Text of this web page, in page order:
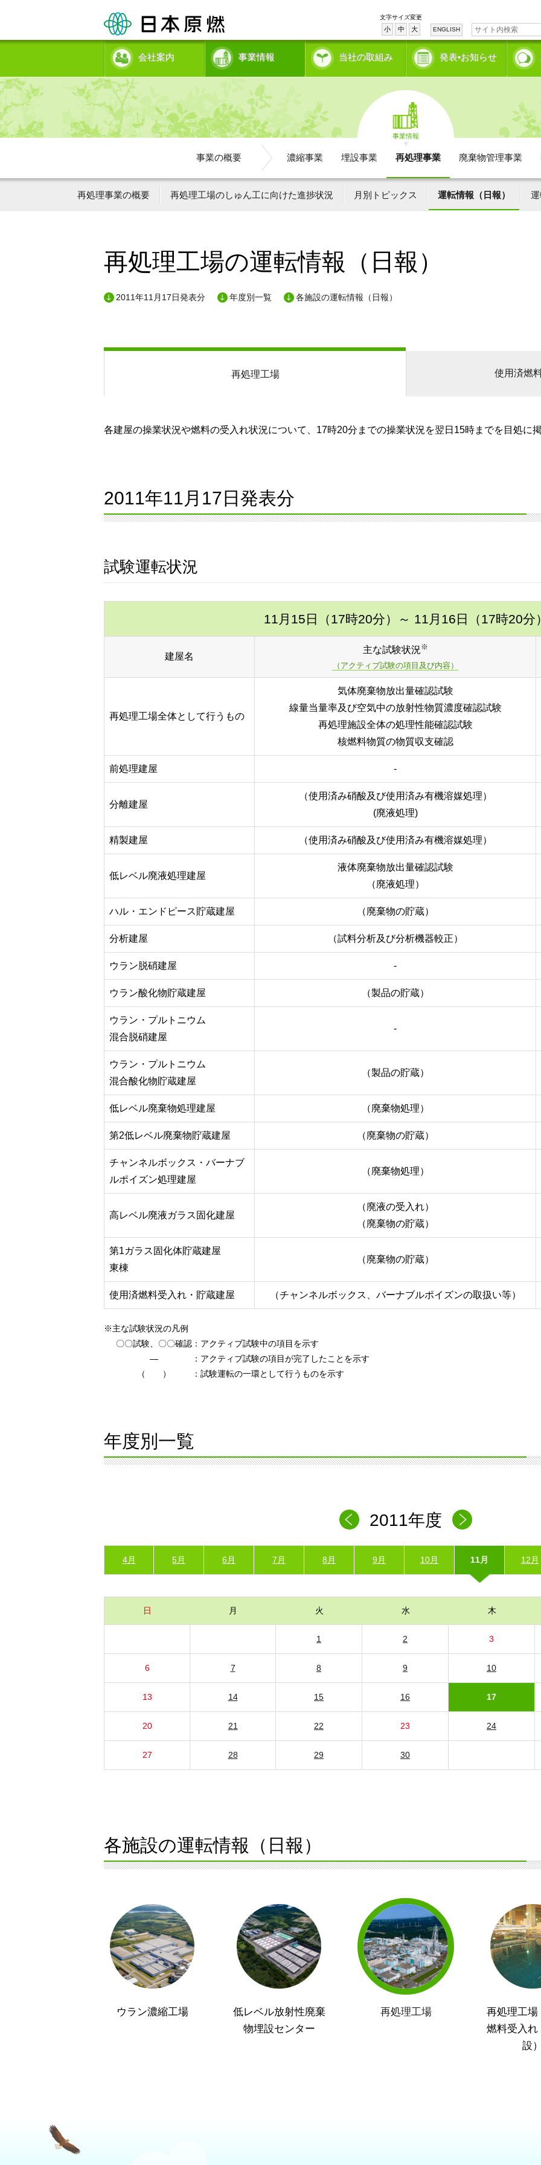
文字サイズ変更
小 中 大 ENGLISH
会社案内 事業情報 当社の取組み 発表•お知らせ
事業情報
事業の概要 濃縮事業 埋設事業 再処理事業 廃棄物管理事業
再処理事業の概要 再処理工場のしゅん工に向けた進捗状況 月別トピックス 運転情報（日報） 運
再処理工場の運転情報（日報）
2011年11月17日発表分 年度別一覧 各施設の運転情報（日報）
再処理工場 使用済燃
各建屋の操業状況や燃料の受入れ状況について、17時20分までの操業状況を翌日15時までを目処に掲
2011年11月17日発表分
試験運転状況
11月15日（17時20分） ～ 11月16日（17時20分）
建屋名
主な試験状況※
（アクティブ試験の項目及び内容）
再処理工場全体として行うもの
気体廃棄物放出量確認試験
線量当量率及び空気中の放射性物質濃度確認試験
再処理施設全体の処理性能確認試験
核燃料物質の物質収支確認
前処理建屋 -
分離建屋
（使用済み硝酸及び使用済み有機溶媒処理）
(廃液処理)
精製建屋 （使用済み硝酸及び使用済み有機溶媒処理）
低レベル廃液処理建屋
液体廃棄物放出量確認試験
（廃液処理）
ハル・エンドピース貯蔵建屋 （廃棄物の貯蔵）
分析建屋 （試料分析及び分析機器較正）
ウラン脱硝建屋 -
ウラン酸化物貯蔵建屋 （製品の貯蔵）
ウラン・プルトニウム
混合脱硝建屋
-
ウラン・プルトニウム
混合酸化物貯蔵建屋
（製品の貯蔵）
低レベル廃棄物処理建屋 （廃棄物処理）
第2低レベル廃棄物貯蔵建屋 （廃棄物の貯蔵）
チャンネルボックス・バーナブ
ルポイズン処理建屋
（廃棄物処理）
高レベル廃液ガラス固化建屋
（廃液の受入れ）
（廃棄物の貯蔵）
第1ガラス固化体貯蔵建屋
東棟
（廃棄物の貯蔵）
使用済燃料受入れ・貯蔵建屋 （チャンネルボックス、バーナブルポイズンの取扱い等）
※主な試験状況の凡例
〇〇試験、〇〇確認 ：アクティブ試験中の項目を示す
―
：アクティブ試験の項目が完了したことを示す
（ ）
：試験運転の一環として行うものを示す
年度別一覧
2011年度
4月 5月 6月 7月 8月 9月 10月 11月 12月
日 月 火 水 木
1 2 3
6 7 8 9 10
13 14 15 16 17
20 21 22 23 24
27 28 29 30
各施設の運転情報（日報）
ウラン濃縮工場
低レベル放射性廃棄
物埋設センター
再処理工場
再処理工場
燃料受入れ
設）